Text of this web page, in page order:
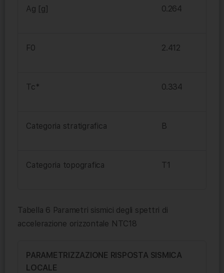
Ag [g] 0.264
F0 2.412
Tc* 0.334
Categoria stratigrafica B
Categoria topografica T1
Tabella 6 Parametri sismici degli spettri di
accelerazione orizzontale NTC18
PARAMETRIZZAZIONE RISPOSTA SISMICA
LOCALE